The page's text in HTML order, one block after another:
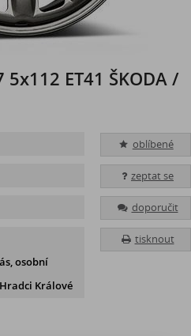
ET41 ŠKODA /
oblíbené
zeptat se
doporučit
tisknout
osobní
Králové